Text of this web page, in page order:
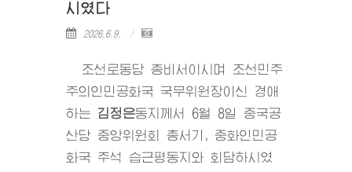
시였다
2026.6.9.
조선로동당 총비서이시며 조선민주
주의인민공화국 국무위원장이신 경애
하는 김정은동지 께서 6월 8일 중국공
산당 중앙위원회 총서기, 중화인민공
화국 주석 습근평동지와 회담하시였